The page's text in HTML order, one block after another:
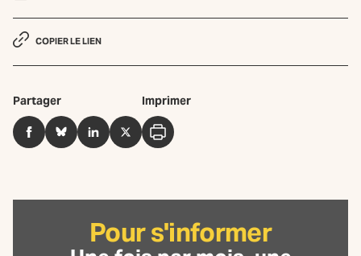
COPIER LE LIEN
Partager
FacebookBlueSkyLinkedInTwitter
Imprimer
Imprimer
Pour s'informer